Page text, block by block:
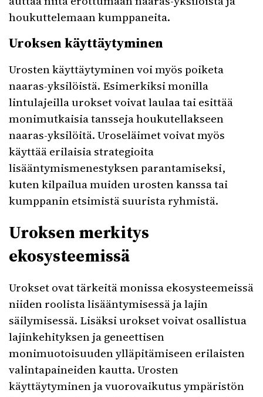
houkuttelemaan kumppaneita.
Uroksen käyttäytyminen
Urosten käyttäytyminen voi myös poiketa
naaras-yksilöistä. Esimerkiksi monilla
lintulajeilla urokset voivat laulaa tai esittää
monimutkaisia tansseja houkutellakseen
naaras-yksilöitä. Uroseläimet voivat myös
käyttää erilaisia strategioita
lisääntymismenestyksen parantamiseksi,
kuten kilpailua muiden urosten kanssa tai
kumppanin etsimistä suurista ryhmistä.
Uroksen merkitys
ekosysteemissä
Urokset ovat tärkeitä monissa ekosysteemeissä
niiden roolista lisääntymisessä ja lajin
säilymisessä. Lisäksi urokset voivat osallistua
lajinkehityksen ja geneettisen
monimuotoisuuden ylläpitämiseen erilaisten
valintapaineiden kautta. Urosten
käyttäytyminen ja vuorovaikutus ympäristön